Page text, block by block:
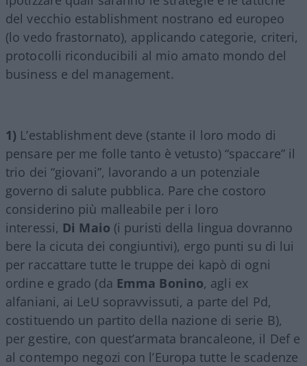
del vecchio establishment nostrano ed europeo
(lo vedo frastornato), applicando categorie, criteri,
protocolli riconducibili al mio amato mondo del
business e del management.
1) L’establishment deve (stante il loro modo di
pensare per me folle tanto è vetusto) “spaccare” il
trio dei “giovani”, lavorando a un potenziale
governo di salute pubblica. Pare che costoro
considerino più malleabile per i loro
interessi, Di Maio (i puristi della lingua dovranno
bere la cicuta dei congiuntivi), ergo punti su di lui
per raccattare tutte le truppe dei kapò di ogni
ordine e grado (da Emma Bonino, agli ex
alfaniani, ai LeU sopravvissuti, a parte del Pd,
costituendo un partito della nazione di serie B),
per gestire, con quest’armata brancaleone, il Def e
al contempo negozi con l’Europa tutte le scadenze